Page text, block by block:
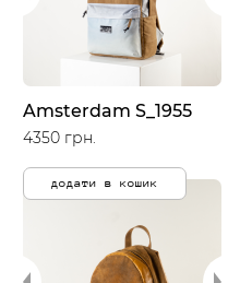
Amsterdam S_1955
4350 грн.
додати в кошик